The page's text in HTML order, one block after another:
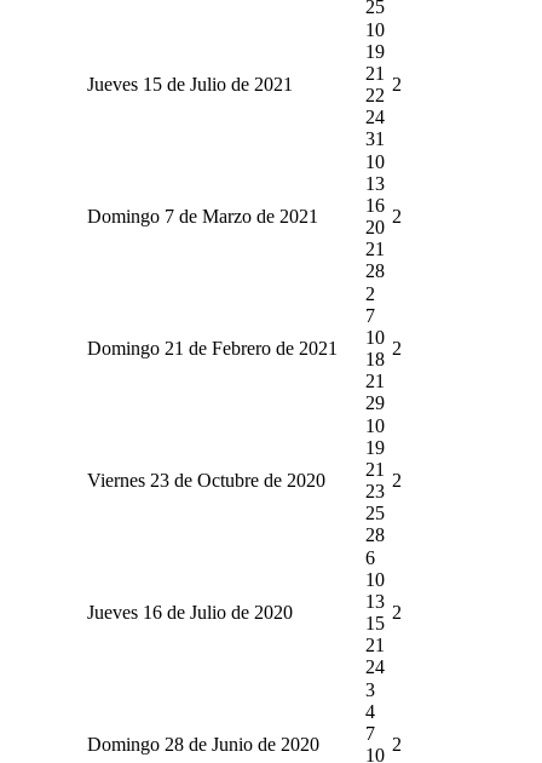
25
Jueves 15 de Julio de 2021
10
19
21
22
24
31
2
Domingo 7 de Marzo de 2021
10
13
16
20
21
28
2
Domingo 21 de Febrero de 2021
2
7
10
18
21
29
2
Viernes 23 de Octubre de 2020
10
19
21
23
25
28
2
Jueves 16 de Julio de 2020
6
10
13
15
21
24
2
Domingo 28 de Junio de 2020
3
4
7
10
2